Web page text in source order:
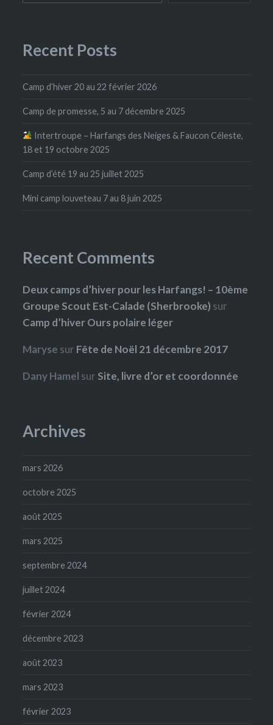
Recent Posts
Camp d’hiver 20 au 22 février 2026
Camp de promesse, 5 au 7 décembre 2025
Intertroupe – Harfangs des Neiges & Faucon Céleste,
18 et 19 octobre 2025
Camp d’été 19 au 25 juillet 2025
Mini camp louveteau 7 au 8 juin 2025
Recent Comments
Deux camps d’hiver pour les Harfangs! – 10ème
Groupe Scout Est-Calade (Sherbrooke) sur
Camp d’hiver Ours polaire léger
Maryse sur Fête de Noël 21 décembre 2017
Dany Hamel surSite, livre d’or et coordonnée
Archives
mars 2026
octobre 2025
août 2025
mars 2025
septembre 2024
juillet 2024
février 2024
décembre 2023
août 2023
mars 2023
février 2023